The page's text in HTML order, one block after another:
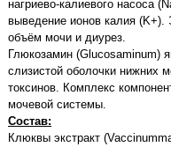
нагриево-калиевого насоса
выведение ионов калия (K+).
объём мочи и диурез.
Глюкозамин (Glucosaminum)
слизистой оболочки нижних
токсинов. Комплекс
мочевой системы.
Состав:
Клюквы экстракт